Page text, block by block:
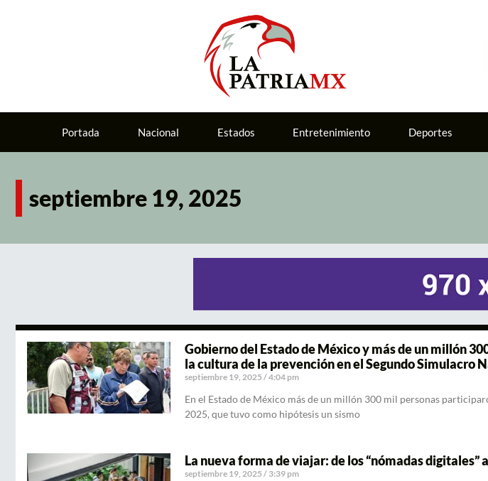
Portada Nacional Estados Entretenimiento Deportes
septiembre 19, 2025
Gobierno del Estado de México y más de un millón
la cultura de la prevención en el Segundo Simulacro
septiembre 19, 2025 4:04 pm
En el Estado de México más de un millón 300 mil personas
2025, que tuvo como hipótesis un sismo
La nueva forma de viajar: de los “nómadas digitales”
septiembre 19, 2025 3:39 pm